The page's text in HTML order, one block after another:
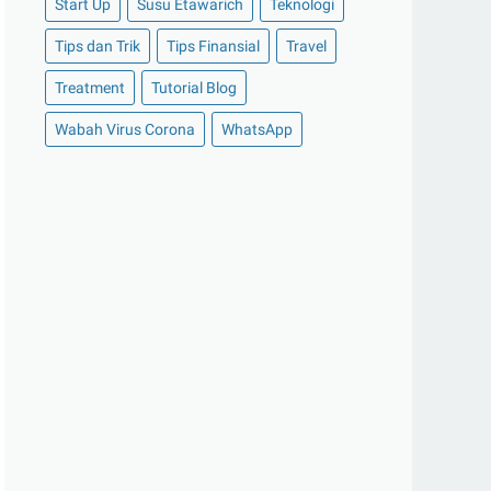
►November 2020(14)
►Oktober 2020 (11)
►September 2020(8)
►Agustus 2020
(13)
Start Up Susu Etawarich Teknologi
Tips dan Trik Tips Finansial Travel
Treatment Tutorial Blog
Wabah Virus Corona WhatsApp